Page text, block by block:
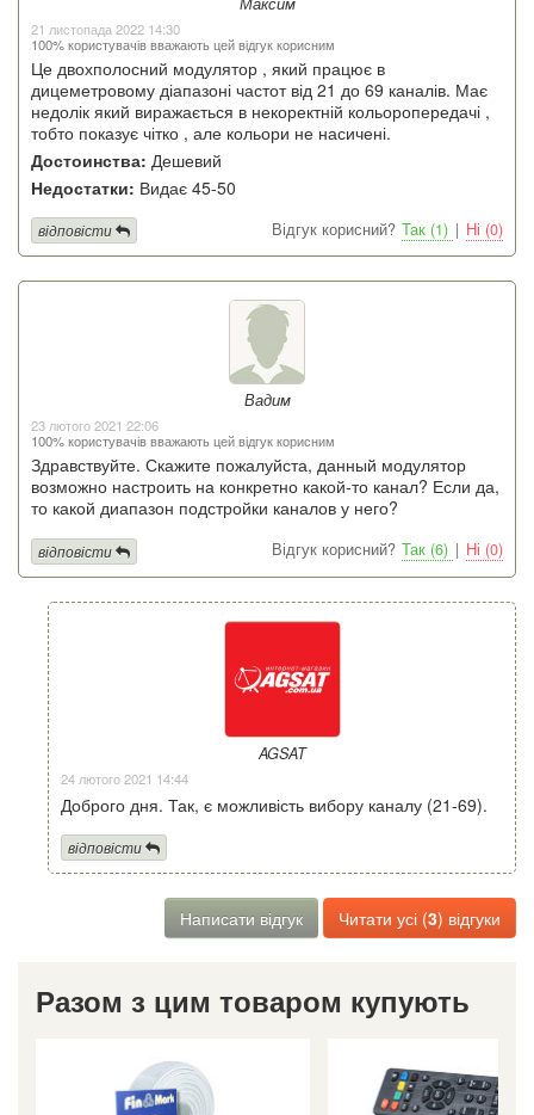
21 листопада 2022 14:30
100% користувачів вважають цей відгук корисним
Це двохполосний модулятор , який працює в
дицеметровому діапазоні частот від 21 до 69 каналів. Має
недолік який виражається в некоректній кольоропередачі ,
тобто показує чітко , але кольори не насичені.
Достоинства: Дешевий
Недостатки: Видає 45-50
Відгук корисний? Так (1) | Ні (0)
відповісти
Вадим
23 лютого 2021 22:06
100% користувачів вважають цей відгук корисним
Здравствуйте. Скажите пожалуйста, данный модулятор
возможно настроить на конкретно какой-то канал? Если да,
то какой диапазон подстройки каналов у него?
Відгук корисний? Так (6) | Ні (0)
відповісти
AGSAT
24 лютого 2021 14:44
Доброго дня. Так, є можливість вибору каналу (21-69).
відповісти
Написати відгук Читати усі (3) відгуки
Разом з цим товаром купують